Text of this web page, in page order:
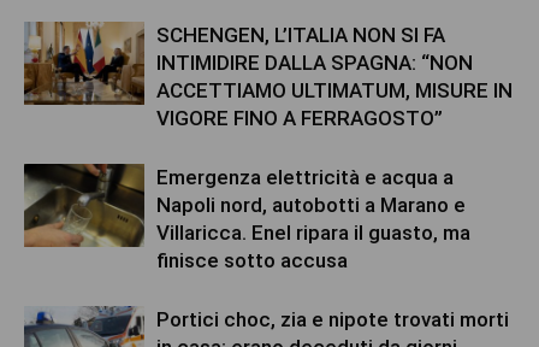
SCHENGEN, L’ITALIA NON SI FA
INTIMIDIRE DALLA SPAGNA: “NON
ACCETTIAMO ULTIMATUM, MISURE IN
VIGORE FINO A FERRAGOSTO”
Emergenza elettricità e acqua a
Napoli nord, autobotti a Marano e
Villaricca. Enel ripara il guasto, ma
finisce sotto accusa
Portici choc, zia e nipote trovati morti